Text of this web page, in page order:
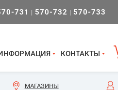
731 | 570-732 | 570-733
КОНТАКТЫ
МАГАЗИНЫ